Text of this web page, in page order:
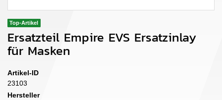
Top-Artikel
Ersatzteil Empire EVS Ersatzinlay
für Masken
Artikel-ID
23103
Hersteller